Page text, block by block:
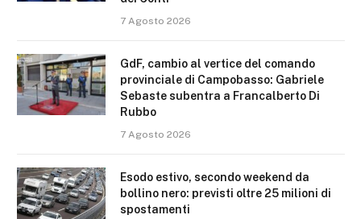
7 Agosto 2026
GdF, cambio al vertice del comando
provinciale di Campobasso: Gabriele
Sebaste subentra a Francalberto Di
Rubbo
7 Agosto 2026
Esodo estivo, secondo weekend da
bollino nero: previsti oltre 25 milioni di
spostamenti